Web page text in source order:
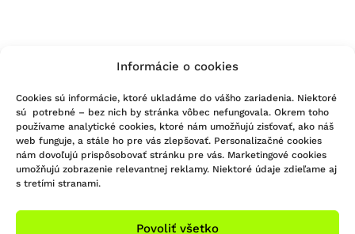
Informácie o cookies
Cookies sú informácie, ktoré ukladáme do vášho zariadenia. Niektoré
sú potrebné – bez nich by stránka vôbec nefungovala. Okrem toho
používame analytické cookies, ktoré nám umožňujú zisťovať, ako náš
web funguje, a stále ho pre vás zlepšovať. Personalizačné cookies
nám dovoľujú prispôsobovať stránku pre vás. Marketingové cookies
umožňujú zobrazenie relevantnej reklamy. Niektoré údaje zdieľame aj
s tretími stranami.
Povoliť všetko